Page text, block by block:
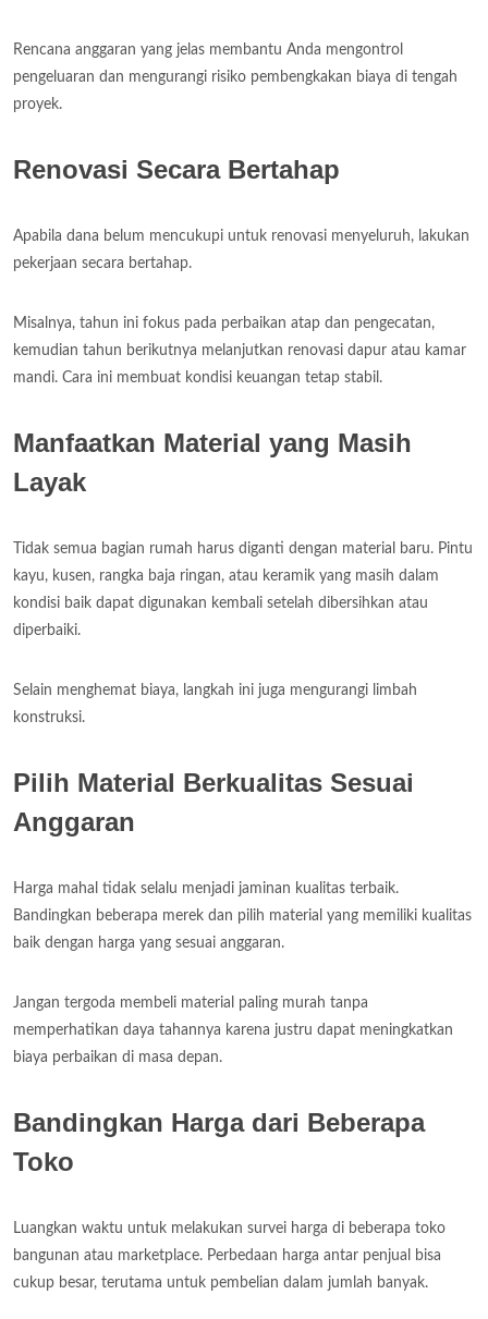
Rencana anggaran yang jelas membantu Anda mengontrol
pengeluaran dan mengurangi risiko pembengkakan biaya di tengah
proyek.
Renovasi Secara Bertahap
Apabila dana belum mencukupi untuk renovasi menyeluruh, lakukan
pekerjaan secara bertahap.
Misalnya, tahun ini fokus pada perbaikan atap dan pengecatan,
kemudian tahun berikutnya melanjutkan renovasi dapur atau kamar
mandi. Cara ini membuat kondisi keuangan tetap stabil.
Manfaatkan Material yang Masih
Layak
Tidak semua bagian rumah harus diganti dengan material baru. Pintu
kayu, kusen, rangka baja ringan, atau keramik yang masih dalam
kondisi baik dapat digunakan kembali setelah dibersihkan atau
diperbaiki.
Selain menghemat biaya, langkah ini juga mengurangi limbah
konstruksi.
Pilih Material Berkualitas Sesuai
Anggaran
Harga mahal tidak selalu menjadi jaminan kualitas terbaik.
Bandingkan beberapa merek dan pilih material yang memiliki kualitas
baik dengan harga yang sesuai anggaran.
Jangan tergoda membeli material paling murah tanpa
memperhatikan daya tahannya karena justru dapat meningkatkan
biaya perbaikan di masa depan.
Bandingkan Harga dari Beberapa
Toko
Luangkan waktu untuk melakukan survei harga di beberapa toko
bangunan atau marketplace. Perbedaan harga antar penjual bisa
cukup besar, terutama untuk pembelian dalam jumlah banyak.